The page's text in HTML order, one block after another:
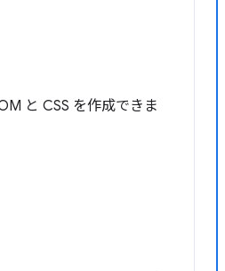
と CSS を作成できま